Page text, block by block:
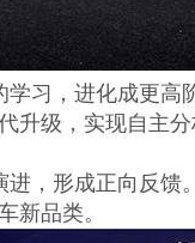
习，进化成更高
升级，实现自主
，形成正向反馈
新品类。